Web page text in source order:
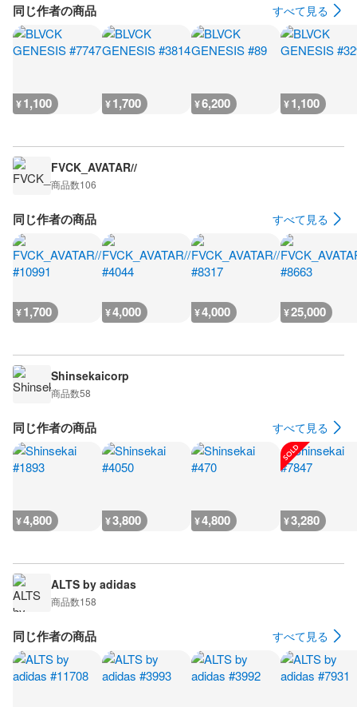
同じ作者の商品 すべて見る
¥1,100 ¥1,700 ¥6,200 ¥1,100
FVCK_AVATAR//
商品数106
同じ作者の商品 すべて見る
¥1,700 ¥4,000 ¥4,000 ¥25,000
Shinsekaicorp
商品数58
同じ作者の商品 すべて見る
¥4,800 ¥3,800 ¥4,800 ¥3,280
ALTS by adidas
商品数158
同じ作者の商品 すべて見る